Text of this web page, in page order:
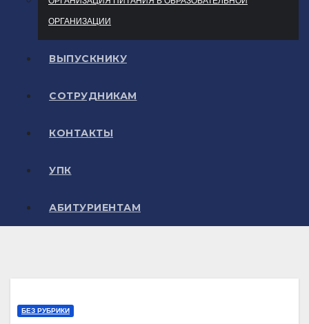
ОРГАНИЗАЦИИ
ВЫПУСКНИКУ
СОТРУДНИКАМ
КОНТАКТЫ
УПК
АБИТУРИЕНТАМ
БЕЗ РУБРИКИ